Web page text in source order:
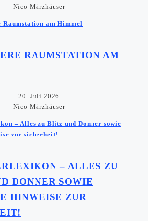
Nico Märzhäuser
RAUMSTATION AM
20. Juli 2026
Nico Märzhäuser
– ALLES ZU
DONNER SOWIE
HINWEISE ZUR